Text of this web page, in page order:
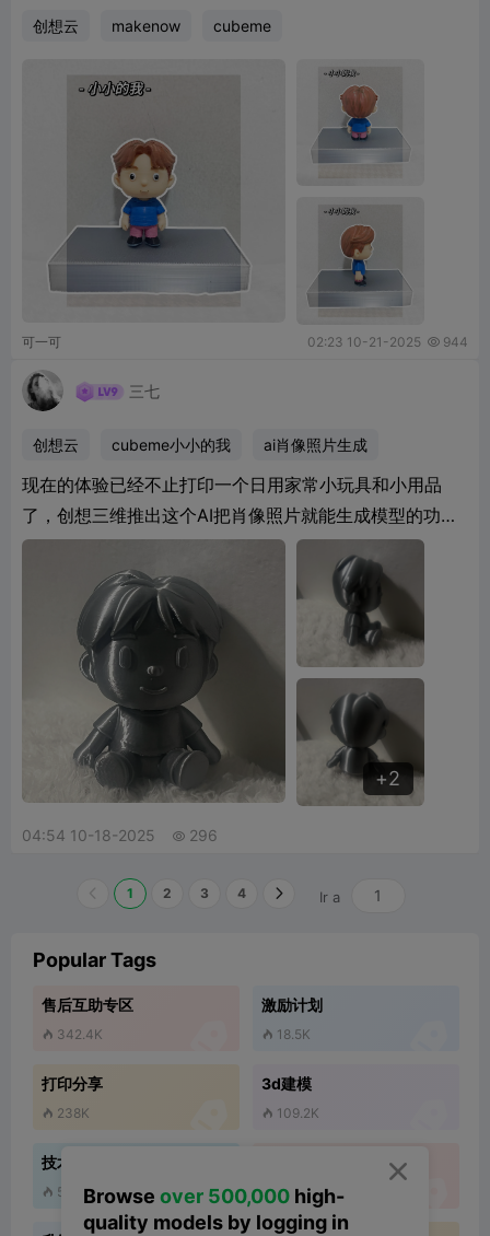
功能——CubeMe，让这个梦想变得触手可及！只需一张
普通照片，CubeMe的先进AI算法即可在瞬间智能生成你
的专属3D人物模型。这个过程无比快速便捷，无需任何复
杂的建模知识，真正实现了“一键生成，即看即所得”。这
极大地降低了3D创作的门槛，为每一位创作者和爱好者注
入了无限的乐趣与可能。生成了
创想云 makenow cubeme
可一可 02:23 10-21-2025  944
三七
创想云 cubeme小小的我 ai肖像照片生成
现在的体验已经不止打印一个日用家常小玩具和小用品
了，创想三维推出这个AI把肖像照片就能生成模型的功能
对我来说是首次体验，也非常感兴趣，刚好创想三维这次
开放免费体验，每天十次机会也够个人使用了，以下是我
第一次使用，没有校准和多色但质感真的很不错也很可
爱，整个过程就几十秒就生成了，简单导入创想三维就会
自动设置成多色，也可以自己修改颜色或者单色，有需要
的小伙伴可以去试试看。
2
2
04:54 10-18-2025  296
1 2 3 4 Ir a
Popular Tags
售后互助专区
 342.4K
激励计划
 18.5K
打印分享
 238K
3d建模
 109.2K
技术
 59.9K   113.9K
Browse over 500,000 high-
quality models by logging in
